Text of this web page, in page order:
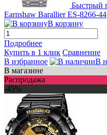
Быстрый
Earnshaw Barallier ES-8266-44
В корзину
Подробнее
Купить в 1 клик Сравнение
В избранное
В
В магазине
Распродажа
-45%